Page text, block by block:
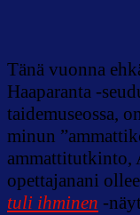
Tänä vuonna
Haaparanta -
taidemuseossa,
minun
ammattitutkinto,
opettajanani
tuli ihminen -